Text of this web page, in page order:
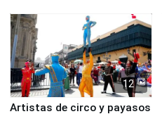
12
Artistas de circo y payasos